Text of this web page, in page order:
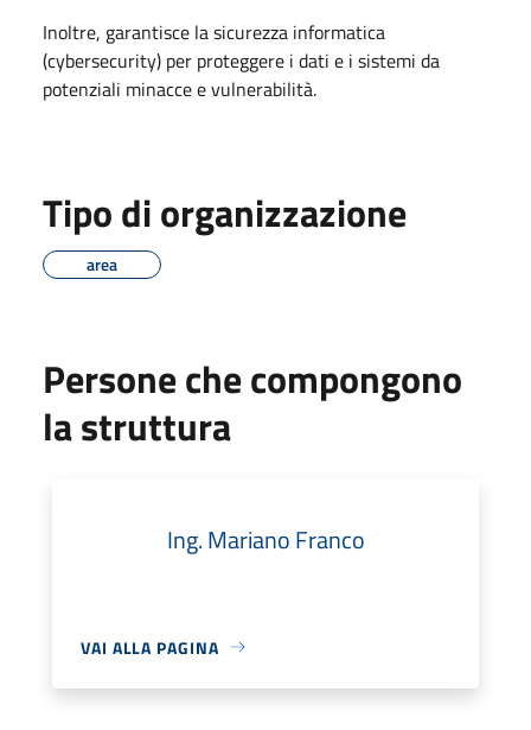
Inoltre, garantisce la sicurezza informatica
(cybersecurity) per proteggere i dati e i sistemi da
potenziali minacce e vulnerabilità.
Tipo di organizzazione
area
Persone che compongono
la struttura
Ing. Mariano Franco
VAI ALLA PAGINA